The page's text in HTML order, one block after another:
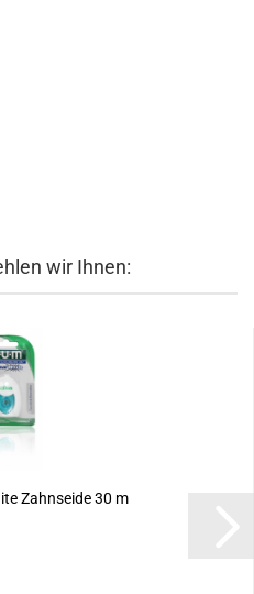
wir Ihnen:
Zahnseide 30 m